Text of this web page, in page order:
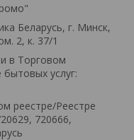
Беларусь, г. Минск,
2, к. 37/1
в Торговом
бытовых услуг:
реестре/Реестре
720666,